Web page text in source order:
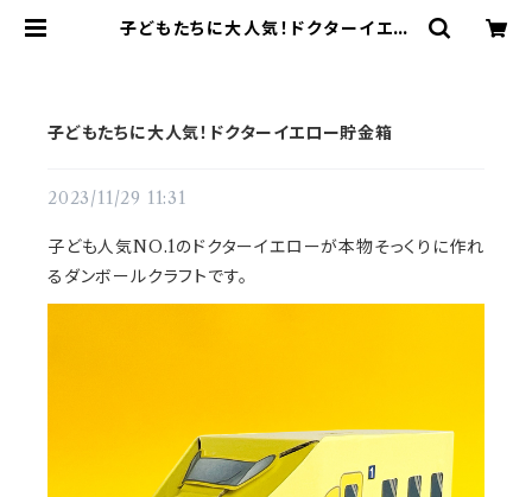
子どもたちに大人気！ドクターイエロ
子どもたちに大人気！ドクターイエロー貯金箱
2023/11/29 11:31
子ども人気NO.1のドクターイエローが本物そっくりに作れ
るダンボールクラフトです。